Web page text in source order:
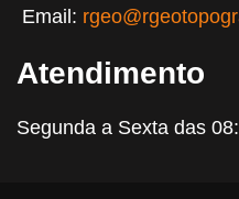
Email:
Atendimento
Segunda a Sexta das